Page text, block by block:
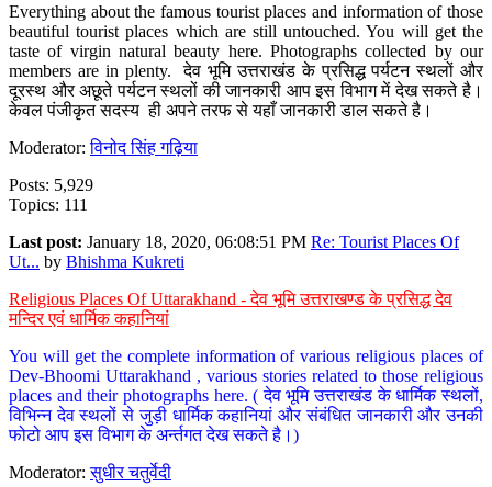
Everything about the famous tourist places and information of those
beautiful tourist places which are still untouched. You will get the
taste of virgin natural beauty here. Photographs collected by our
members are in plenty. देव भूमि उत्तराखंड के प्रसिद्ध पर्यटन स्थलों और
दूरस्थ और अछूते पर्यटन स्थलों की जानकारी आप इस विभाग में देख सकते है।
केवल पंजीकृत सदस्य ही अपने तरफ से यहाँ जानकारी डाल सकते है।
Moderator:विनोद सिंह गढ़िया
Posts: 5,929
Topics: 111
Last post: January 18, 2020, 06:08:51 PM Re: Tourist Places Of
Ut... by Bhishma Kukreti
Religious Places Of Uttarakhand - देव भूमि उत्तराखण्ड के प्रसिद्ध देव
मन्दिर एवं धार्मिक कहानियां
You will get the complete information of various religious places of
Dev-Bhoomi Uttarakhand , various stories related to those religious
places and their photographs here. ( देव भूमि उत्तराखंड के धार्मिक स्थलों,
विभिन्न देव स्थलों से जुड़ी धार्मिक कहानियां और संबंधित जानकारी और उनकी
फोटो आप इस विभाग के अर्न्तगत देख सकते है।)
Moderator:सुधीर चतुर्वेदी